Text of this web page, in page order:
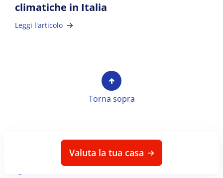
climatiche in Italia
Leggi l'articolo
Torna sopra
Valuta la tua casa